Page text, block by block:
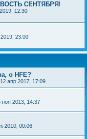
СЕНТЯБРЯ!
12:30
23:00
о HFE?
12 апр 2017, 17:09
ноя 2013, 14:37
2010, 00:06